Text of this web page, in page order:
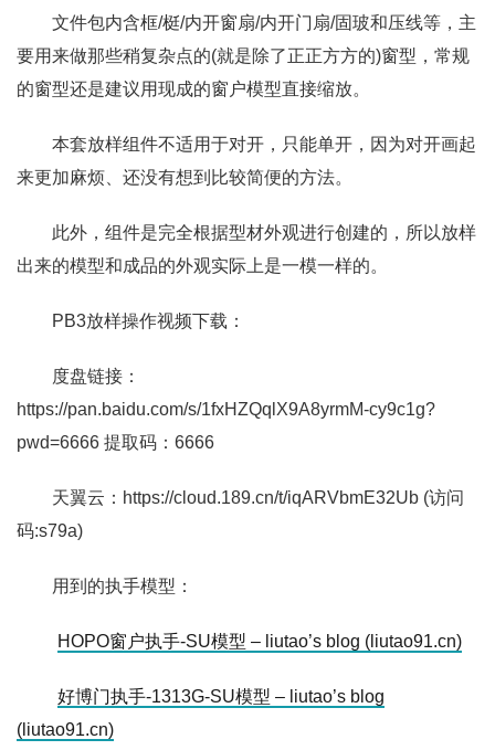
文件包内含框/梃/内开窗扇/内开门扇/固玻和压线等，主
要用来做那些稍复杂点的(就是除了正正方方的)窗型，常规
的窗型还是建议用现成的窗户模型直接缩放。
本套放样组件不适用于对开，只能单开，因为对开画起
来更加麻烦、还没有想到比较简便的方法。
此外，组件是完全根据型材外观进行创建的，所以放样
出来的模型和成品的外观实际上是一模一样的。
PB3放样操作视频下载：
度盘链接：
https://pan.baidu.com/s/1fxHZQqlX9A8yrmM-cy9c1g?
pwd=6666 提取码：6666
天翼云：https://cloud.189.cn/t/iqARVbmE32Ub (访问
码:s79a)
用到的执手模型：
HOPO窗户执手-SU模型 – liutao’s blog (liutao91.cn)
好博门执手-1313G-SU模型 – liutao’s blog
(liutao91.cn)